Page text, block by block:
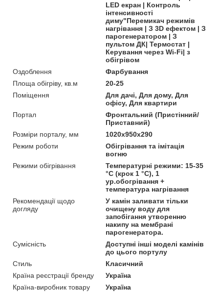
LED екран | Контроль
інтенсивності
диму"Перемикач режимів
нагрівання | З 3D ефектом | З
парогенератором | З
пультом ДК| Термостат |
Керування через Wi-Fi| з
обігрівом
Оздоблення
Фарбування
Площа обігріву, кв.м
20-25
Поміщення
Для дачі, Для дому, Для
офісу, Для квартири
Портал
Фронтальний (Пристінний/
Приставний)
Розміри порталу, мм
1020x950x290
Режим роботи
Обігрівання та імітація
вогню
Режими обігрівання
Температурні режими: 15-35
°C (крок 1 °C), 1
ур.обогрівання +
температура нагрівання
Рекомендації щодо
догляду
У камін заливати тільки
очищену воду для
запобігання утворенню
накипу на мембрані
парогенератора.
Сумісність
Доступні інші моделі камінів
до цього портулу
Стиль
Класичний
Країна реєстрації бренду
Україна
Країна-виробник товару
Україна